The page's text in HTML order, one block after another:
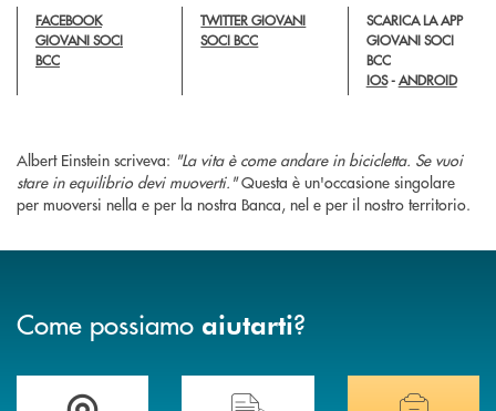
FACEBOOK
GIOVANI SOCI
BCC
TWITTER GIOVANI
SOCI BCC
SCARICA LA APP
GIOVANI SOCI
BCC
IOS-ANDROID
Albert Einstein scriveva: "La vita è come andare in bicicletta. Se vuoi
stare in equilibrio devi muoverti."Questa è un'occasione singolare
per muoversi nella e per la nostra Banca, nel e per il nostro territorio.
Come possiamo aiutarti?
Accedi all' elenco completo delle filiali della BCC di Spello e del Velino
Hai bisogno di assistenza immediata?
Hai bisogno di